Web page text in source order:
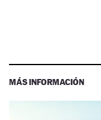
MÁS INFORMACIÓN